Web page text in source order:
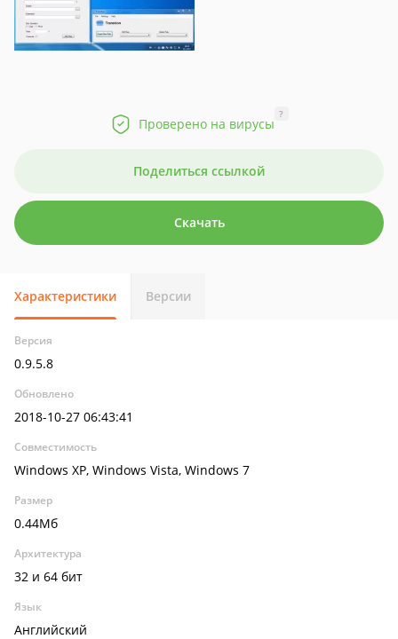
Проверено на вирусы
?
Поделиться ссылкой
Скачать
Характеристики Версии
Версия
0.9.5.8
Обновлено
2018-10-27 06:43:41
Совместимость
Windows XP, Windows Vista, Windows 7
Размер
0.44Мб
Архитектура
32 и 64 бит
Язык
Английский